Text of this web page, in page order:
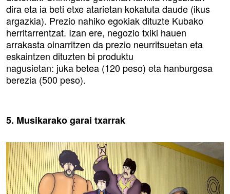
dira eta ia beti etxe atarietan kokatuta daude (ikus
argazkia). Prezio nahiko egokiak dituzte Kubako
herritarrentzat. Izan ere, negozio txiki hauen
arrakasta oinarritzen da prezio neurritsuetan eta
eskaintzen dituzten bi produktu
nagusietan: juka betea (120 peso) eta hanburgesa
berezia (500 peso).
5. Musikarako garai txarrak